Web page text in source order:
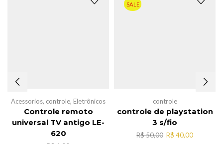
Acessorios, controle, Eletrônicos
Controle remoto
universal TV antigo LE-
620
SALE
controle
controle de playstation
3 s/fio
R$50,00 O
R$ 40,00O